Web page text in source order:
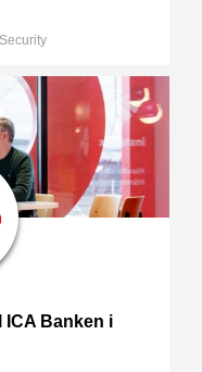
Security
ICA Banken i